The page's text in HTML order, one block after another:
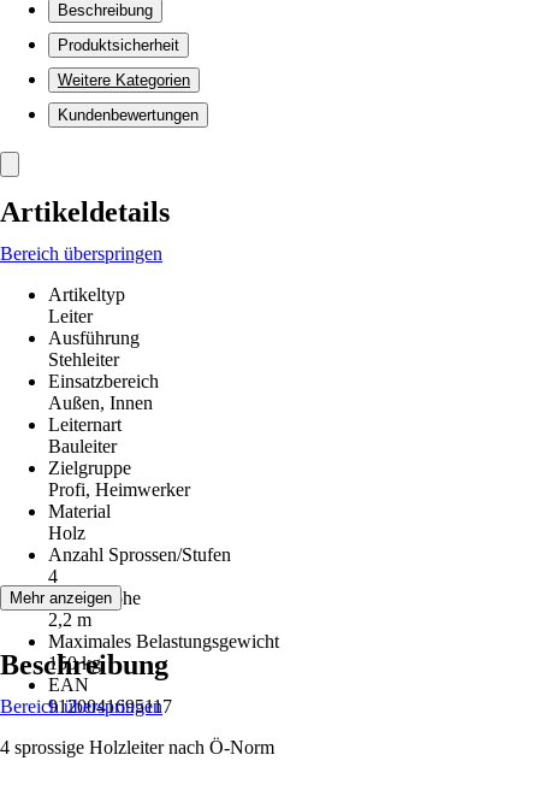
Beschreibung
Produktsicherheit
Weitere Kategorien
Kundenbewertungen
Artikeldetails
Bereich überspringen
Artikeltyp
Leiter
Ausführung
Stehleiter
Einsatzbereich
Außen, Innen
Leiternart
Bauleiter
Zielgruppe
Profi, Heimwerker
Material
Holz
Anzahl Sprossen/Stufen
4
Arbeitshöhe
2,2 m
Maximales Belastungsgewicht
150 kg
EAN
9120041695117
Mehr anzeigen
Beschreibung
Bereich überspringen
4 sprossige Holzleiter nach Ö-Norm